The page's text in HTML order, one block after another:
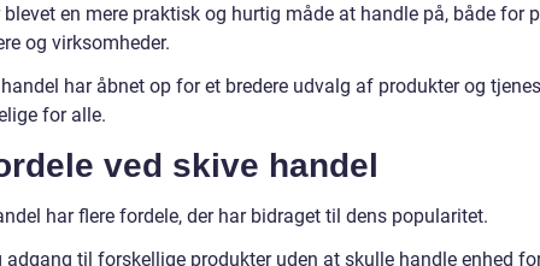
blevet en mere praktisk og hurtig måde at handle på, både for
og virksomheder.
har åbnet op for et bredere udvalg af produkter og
for alle.
ved skive handel
har flere fordele, der har bidraget til dens popularitet.
til forskellige produkter uden at skulle handle enhed